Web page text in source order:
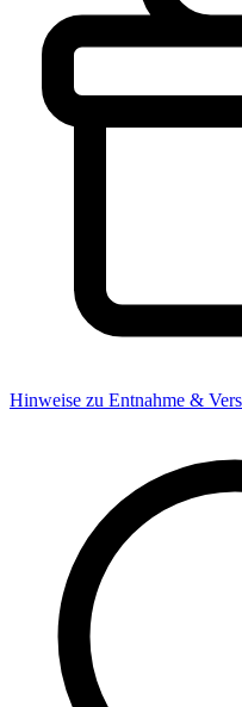
Hinweise zu Entnahme &